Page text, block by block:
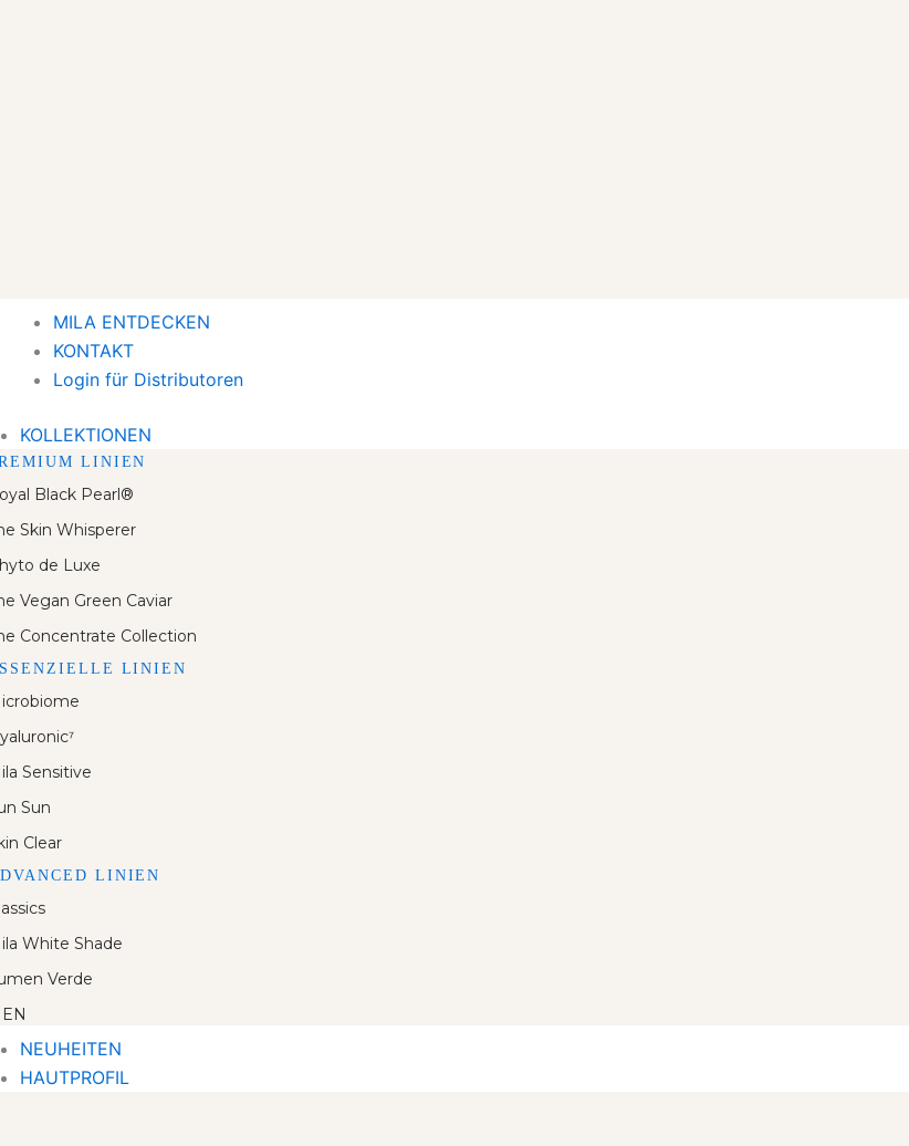
MILA ENTDECKEN
KONTAKT
Login für Distributoren
KOLLEKTIONEN
LINIEN
Black Pearl®
Skin Whisperer
de Luxe
Vegan Green Caviar
Concentrate Collection
LINIEN
Sensitive
Sun
Clear
LINIEN
White Shade
Verde
NEUHEITEN
HAUTPROFIL